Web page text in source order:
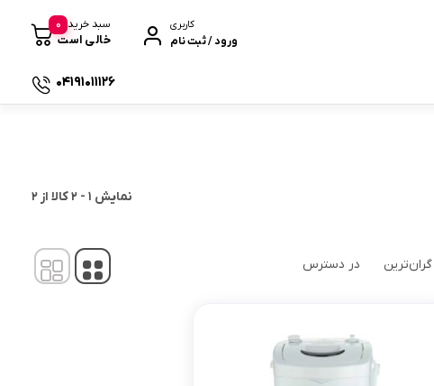
کاربری
ورود / ثبت نام
سبد خرید
خالی است
0
04191011126
نمایش 1
-
2کالا از 2
گران‌ترین در دسترس